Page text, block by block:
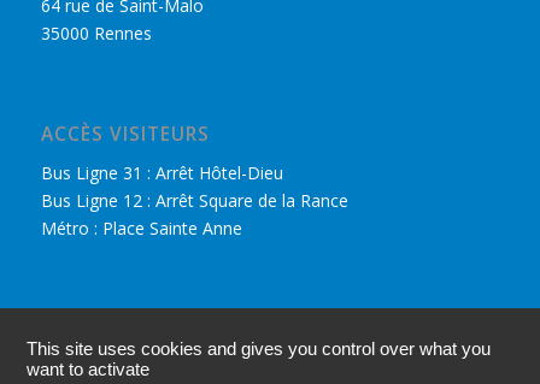
64 rue de Saint-Malo
35000 Rennes
ACCÈS VISITEURS
Bus Ligne 31 : Arrêt Hôtel-Dieu
Bus Ligne 12 : Arrêt Square de la Rance
Métro : Place Sainte Anne
Nous retrouver sur Facebook
This site uses cookies and gives you control over what you
want to activate